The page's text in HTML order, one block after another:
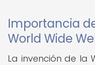
Importancia
World Wide
La invención de la